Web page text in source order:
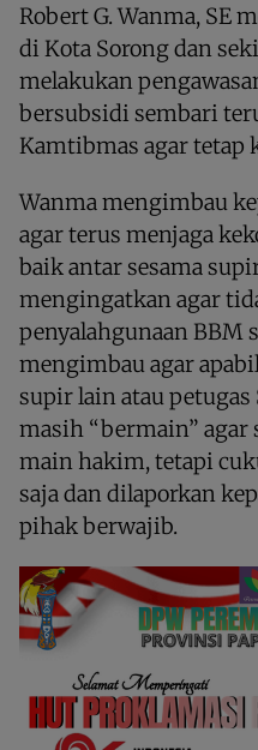
Robert G. Wanma, SE
di Kota Sorong dan
melakukan
bersubsidi sembari
Kamtibmas agar tetap
Wanma mengimbau
agar terus menjaga
baik antar sesama
mengingatkan agar
penyalahgunaan BBM
mengimbau agar
supir lain atau petugas
masih “bermain”
main hakim, tetapi
saja dan dilaporkan
pihak berwajib.